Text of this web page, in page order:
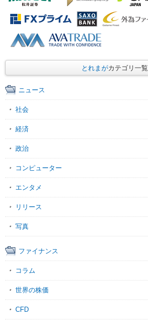
とれまがカテゴリ一覧
ニュース
社会
経済
政治
コンピューター
エンタメ
リリース
写真
ファイナンス
コラム
世界の株価
CFD